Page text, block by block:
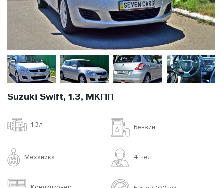
Suzuki Swift, 1.3, МКПП
1.3л Бензин
Механика 4 чел